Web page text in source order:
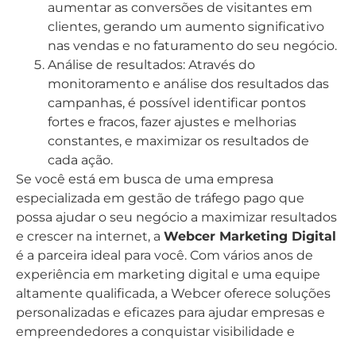
aumentar as conversões de visitantes em
clientes, gerando um aumento significativo
nas vendas e no faturamento do seu negócio.
Análise de resultados: Através do
monitoramento e análise dos resultados das
campanhas, é possível identificar pontos
fortes e fracos, fazer ajustes e melhorias
constantes, e maximizar os resultados de
cada ação.
Se você está em busca de uma empresa
especializada em gestão de tráfego pago que
possa ajudar o seu negócio a maximizar resultados
e crescer na internet, a Webcer Marketing Digital
é a parceira ideal para você. Com vários anos de
experiência em marketing digital e uma equipe
altamente qualificada, a Webcer oferece soluções
personalizadas e eficazes para ajudar empresas e
empreendedores a conquistar visibilidade e